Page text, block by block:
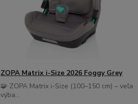
ZOPA Matrix i-Size 2026 Foggy Grey
🧩 ZOPA Matrix i-Size (100–150 cm) – veľa
výba...